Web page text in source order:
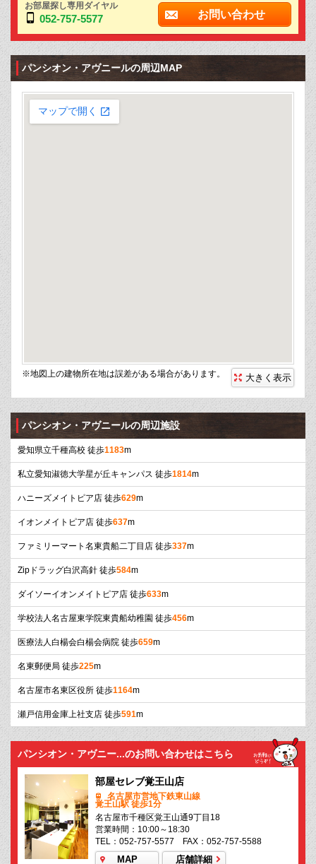
お部屋探し専用ダイヤル
052-757-5577 お問い合わせ
パンシオン・アヴニールの周辺MAP
※地図上の建物所在地は誤差がある場合があります。 大きく表示
パンシオン・アヴニールの周辺施設
愛知県立千種高校 徒歩1183m
私立愛知淑徳大学星が丘キャンパス 徒歩1814m
ハニーズメイトピア店 徒歩629m
イオンメイトピア店 徒歩637m
ファミリーマート名東貴船二丁目店 徒歩337m
Zipドラッグ白沢高針 徒歩584m
ダイソーイオンメイトピア店 徒歩633m
学校法人名古屋東学院東貴船幼稚園 徒歩456m
医療法人白楊会白楊会病院 徒歩659m
名東郵便局 徒歩225m
名古屋市名東区役所 徒歩1164m
瀬戸信用金庫上社支店 徒歩591m
パンシオン・アヴニー...のお問い合わせはこちら
部屋セレブ覚王山店
名古屋市営地下鉄東山線
覚王山駅 徒歩1分
名古屋市千種区覚王山通9丁目18
営業時間：10:00～18:30
TEL：052-757-5577 FAX：052-757-5588
MAP 店舗詳細